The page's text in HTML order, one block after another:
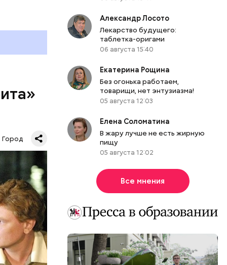
Город
—
— с
доме»,
где
Александр Лосото
Лекарство будущего:
таблетка-оригами
06 августа 15:40
Екатерина Рощина
Без огонька работаем,
товарищи, нет энтузиазма!
05 августа 12:03
Елена Соломатина
В жару лучше не есть жирную
пищу
05 августа 12:02
Все мнения